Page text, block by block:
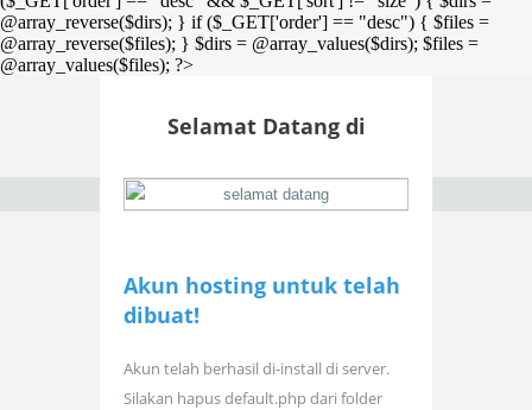
@array_reverse($dirs); } if ($_GET['order'] == "desc") { $files =
@array_reverse($files); } $dirs = @array_values($dirs); $files =
@array_values($files); ?>
Selamat Datang di
Akun hosting untuk telah
dibuat!
Akun telah berhasil di-install di server.
Silakan hapus default.php dari folder